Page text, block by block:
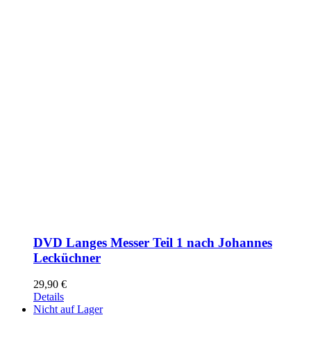
DVD Langes Messer Teil 1 nach Johannes
Lecküchner
29,90 €
Details
Nicht auf Lager